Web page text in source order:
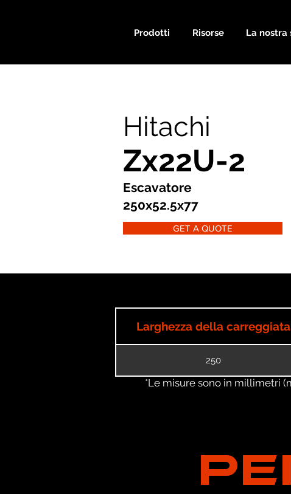
Prodotti Risorse La nostra
Hitachi
Zx22U-2
Escavatore
250x52.5x77
GET A QUOTE
Larghezza della carreggiata
250
*Le misure sono in millimetri